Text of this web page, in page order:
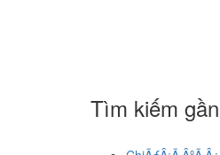
Tìm kiếm